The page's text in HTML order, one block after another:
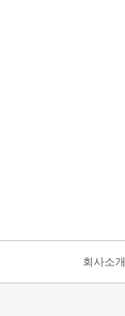
회사소개